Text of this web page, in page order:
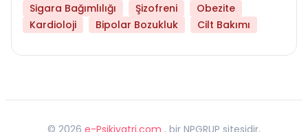
Sigara Bağımlılığı
Şizofreni
Obezite
Kardioloji
Bipolar Bozukluk Cilt Bakımı
© 2026 e-Psikiyatri.com , bir NPGRUP sitesidir,